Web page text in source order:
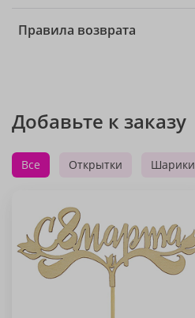
Правила возврата
Добавьте к заказу
Все Открытки Шарики